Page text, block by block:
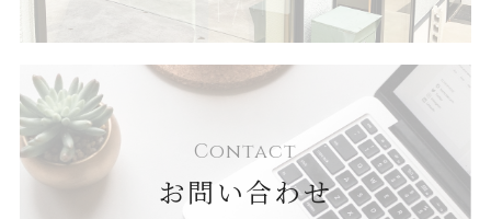
Contact
お問い合わせ